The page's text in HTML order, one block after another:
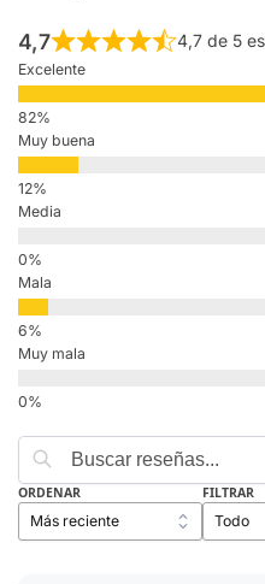
4,7 4,7 de 5
Excelente
Muy buena
Media
Mala
Muy mala
ORDENAR FILTRAR